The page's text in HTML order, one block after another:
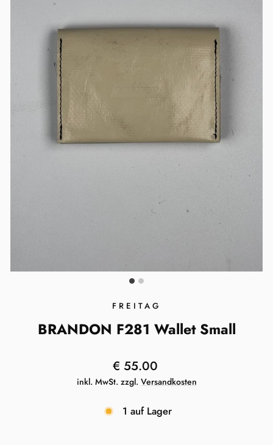
FREITAG
BRANDON F281 Wallet Small
Normaler
Preis
€ 55.00
inkl. MwSt. zzgl. Versandkosten
1 auf Lager